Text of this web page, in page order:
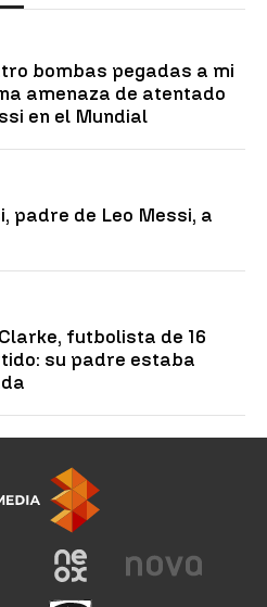
bombas pegadas a mi
amenaza de atentado
en el Mundial
padre de Leo Messi, a
futbolista de 16
su padre estaba